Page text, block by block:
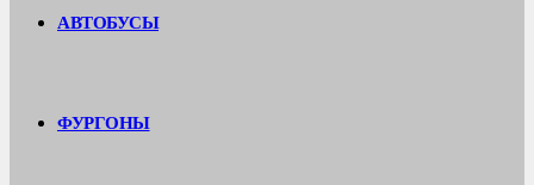
АВТОБУСЫ
ФУРГОНЫ